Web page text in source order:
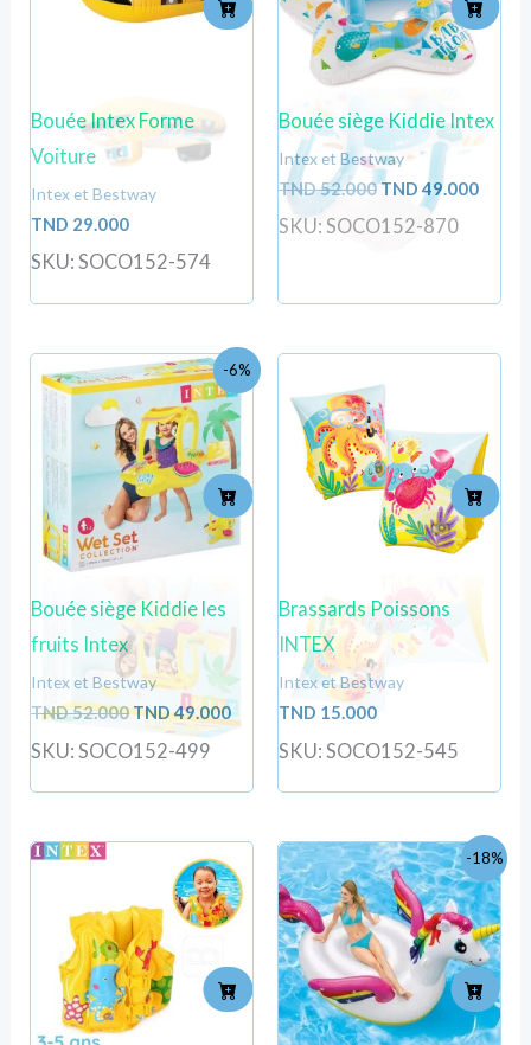
Bouée Intex Forme
Voiture
Intex et Bestway
TND 29.000
SKU: SOCO152-574
Bouée siège Kiddie Intex
Intex et Bestway
TND52.000TND 49.000
SKU: SOCO152-870
-6%
Bouée siège Kiddie les
fruits Intex
Intex et Bestway
TND52.000
Le
prix
initial
était :
TND
52.000.
TND49.000
Le
prix
actuel
est :
TND
49.000.
SKU: SOCO152-499
Brassards Poissons
INTEX
Intex et Bestway
TND 15.000
SKU: SOCO152-545
-18%
Le
prix
initial
était :
TND
168.300.
Le
prix
actuel
est :
TND
138.000.